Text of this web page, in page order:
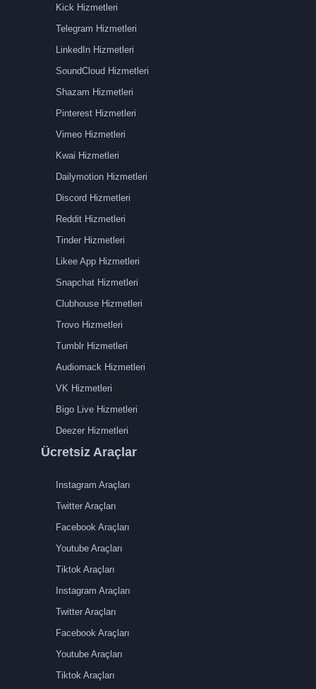
Kick Hizmetleri
Telegram Hizmetleri
LinkedIn Hizmetleri
SoundCloud Hizmetleri
Shazam Hizmetleri
Pinterest Hizmetleri
Vimeo Hizmetleri
Kwai Hizmetleri
Dailymotion Hizmetleri
Discord Hizmetleri
Reddit Hizmetleri
Tinder Hizmetleri
Likee App Hizmetleri
Snapchat Hizmetleri
Clubhouse Hizmetleri
Trovo Hizmetleri
Tumblr Hizmetleri
Audiomack Hizmetleri
VK Hizmetleri
Bigo Live Hizmetleri
Deezer Hizmetleri
Ücretsiz Araçlar
Instagram Araçları
Twitter Araçları
Facebook Araçları
Youtube Araçları
Tiktok Araçları
Instagram Araçları
Twitter Araçları
Facebook Araçları
Youtube Araçları
Tiktok Araçları